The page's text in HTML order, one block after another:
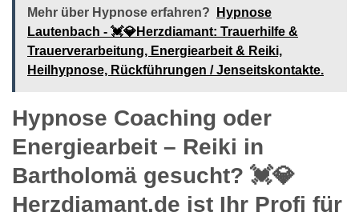
Mehr über Hypnose erfahren?
Hypnose
Lautenbach - 💓️💎Herzdiamant: Trauerhilfe &
Trauerverarbeitung, Energiearbeit & Reiki,
Heilhypnose, Rückführungen / Jenseitskontakte.
Hypnose Coaching oder
Energiearbeit – Reiki in
Bartholomä gesucht? 💓️💎
Herzdiamant.de ist Ihr Profi für